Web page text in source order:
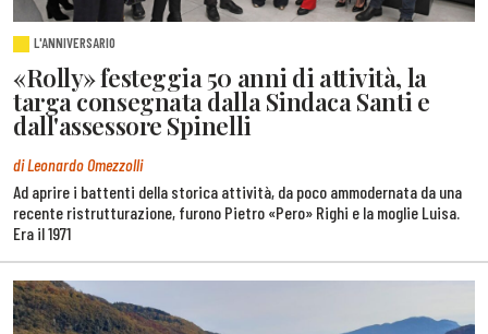
L'ANNIVERSARIO
«Rolly» festeggia 50 anni di attività, la
targa consegnata dalla Sindaca Santi e
dall'assessore Spinelli
di Leonardo Omezzolli
Ad aprire i battenti della storica attività, da poco ammodernata da una
recente ristrutturazione, furono Pietro «Pero» Righi e la moglie Luisa.
Era il 1971